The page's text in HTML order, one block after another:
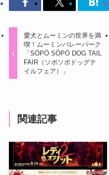
愛犬とムーミンの世界を満
喫！ムーミンバレーパーク
「SÖPÖ SÖPÖ DOG TAIL
FAIR（ソポソポドッグテ
イルフェア）」
関連記事